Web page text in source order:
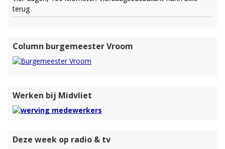
terug
Column burgemeester Vroom
Werken bij Midvliet
Deze week op radio & tv